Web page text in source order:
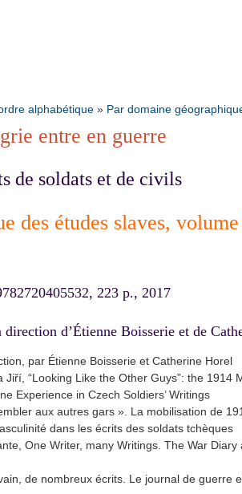
alphabétique » Par domaine
entre en guerre
de soldats et de civils
des études slaves, volume
223 p., 2017
direction d’Étienne Boisserie et de
par Étienne Boisserie et Catherine Horel
Jiří, “Looking Like the Other Guys”: the 1914
Experience in Czech Soldiers’ Writings
aux autres gars ». La mobilisation de
dans les écrits des soldats tchèques
One Writer, many Writings. The War
de nombreux écrits. Le journal de guerre